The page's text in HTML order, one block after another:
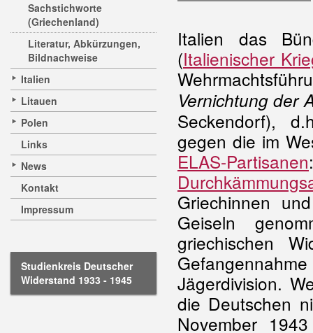
Sachstichworte
(Griechenland)
Literatur, Abkürzungen,
Bildnachweise
Italien
Litauen
Polen
Links
News
Kontakt
Impressum
Studienkreis Deutscher
Widerstand 1933 - 1945
Italien das
(Italienischer
Vernichtung der
Seckendorf),
gegen die im
ELAS-Partisanen
Griechinnen
Geiseln
griechischen
Jägerdivision.
die Deutschen
November